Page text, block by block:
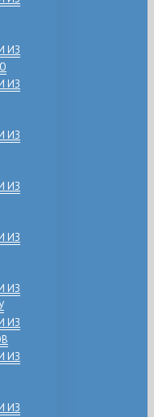
ИЗ
ИЗ
ИЗ
ИЗ
ИЗ
ИЗ
ИЗ
ИЗ
ИЗ